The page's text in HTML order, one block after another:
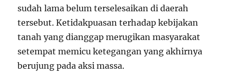
sudah lama belum terselesaikan di daerah
tersebut. Ketidakpuasan terhadap kebijakan
tanah yang dianggap merugikan masyarakat
setempat memicu ketegangan yang akhirnya
berujung pada aksi massa.